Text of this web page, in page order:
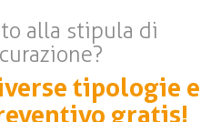
alla stipula di
tipologie e
gratis!